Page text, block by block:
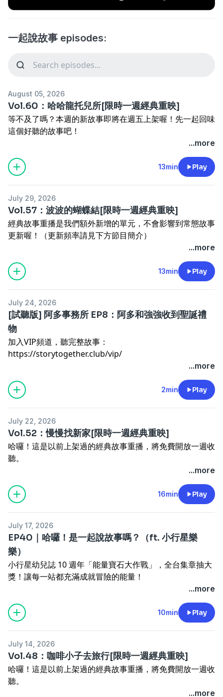
一起說故事 episodes:
August 05, 2026
Vol.60：哈哈龍托兒所[限時一週經典重映]
等不及了嗎？本週的新故事即將在週五上架喔！先一起回味
這個好聽的故事吧！
＊經典故事重播是我們額外新增的單元，不會影響到常態故
想收聽全頻道120+集完整故事，還有會員專屬的系列《強
強歷險記》、《阿多事務所》，歡迎加入：
一起說故事的
歡迎購買我們的繪本 ，將好聽的故事帶回家！
--
商業合作請來信：contact@storytogether.club
收聽問題請聯繫官方LINE (@485cejrv)
Powered byFirstory Hosting
...more
13min Play
July 29, 2026
Vol.57：波波的蝴蝶結[限時一週經典重映]
經典故事重播是我們額外新增的單元，不會影響到常態故事
更新喔！（更新頻率請見下方節目簡介）
想收聽全頻道120+集完整故事，還有會員專屬的系列《強
一起說故事的
VIP會員
歡迎購買我們的繪本
商業合作請來信：
contact@storytogether.club
收聽問題請聯繫官方LINE(@485cejrv)
歡迎追蹤「
...more
13min Play
July 24, 2026
[試聽版] 阿多事務所 EP8：阿多和強強收到聖誕禮
物
加入VIP頻道，聽完整故事：
https://storytogether.club/vip/
收聽相關問題請來信： contact@storytogether.club
為了更方便大家收聽故事，我們在Apple Podcast上將阿多
事務所獨立成一個新的節目囉！
請透過Apple訂閱的聽眾們直接在App當中搜尋「阿多事務
https://lihi.cc/uggF9
找到節目並且按下追蹤～
讓我們跟著阿多和強強一起解決難題吧！
--
現在就加入我們的臉書社團一起討論劇情
也到 Instagram和我們分享孩子們聽故事的感想吧！
--
商業合作、收聽問題請來信：
contact@storytogether.club
或私訊「 孩子睡了 x 一起說故事」粉絲專頁
...more
2min Play
July 22, 2026
Vol.52：慢慢找新家[限時一週經典重映]
哈囉！這是以前上架過的經典故事重播，將免費開放一週收
聽。
想收聽全頻道120+集完整故事，還有會員專屬的系列《強
一起說故事的
VIP會員
歡迎購買我們的繪本
商業合作請來信：
contact@storytogether.club
收聽問題請聯繫官方LINE(@485cejrv)
歡迎追蹤「
...more
16min Play
July 17, 2026
EP40｜哈囉！是一起說故事嗎？（ft. 小行星樂
樂）
小行星幼兒誌 10 週年「能量寶石大作戰」，全台集章抽大
獎！讓每一站都充滿成就冒險的能量！
🏃‍♂️ 2026達克比X樂樂小宇宙親子路跑，熱烈報名中，快來
加入「樂樂小宇宙戰隊」！
👉 活動官網與報名：
https://cplink.co/Bxaxmxla
想問問題請點此上傳你的音檔
--
加入 一起說故事Line群組、臉書社團
也到
...more
10min Play
July 14, 2026
Vol.48：咖啡小子去旅行[限時一週經典重映]
哈囉！這是以前上架過的經典故事重播，將免費開放一週收
聽。
想收聽全頻道120+集完整故事，還有會員專屬的系列《強
...more